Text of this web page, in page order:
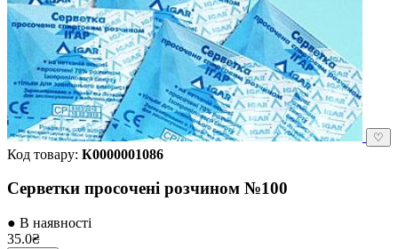
♡
Код товару: К0000001086
Серветки просочені розчином №100
● В наявності
35.0₴